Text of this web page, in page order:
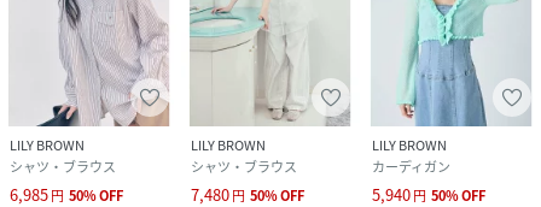
LILY BROWN
シャツ・ブラウス
6,985円 50%OFF
LILY BROWN
シャツ・ブラウス
7,480円 50%OFF
LILY BROWN
カーディガン
5,940円 50%OFF